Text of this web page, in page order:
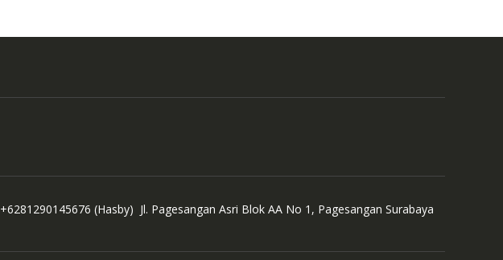
+6281290145676 (Hasby) Jl. Pagesangan Asri Blok AA No 1, Pagesangan Surabaya